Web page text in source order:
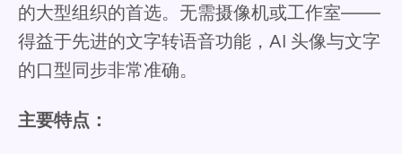
的大型组织的首选。无需摄像机或工作室——
得益于先进的文字转语音功能，AI 头像与文字
的口型同步非常准确。
主要特点：